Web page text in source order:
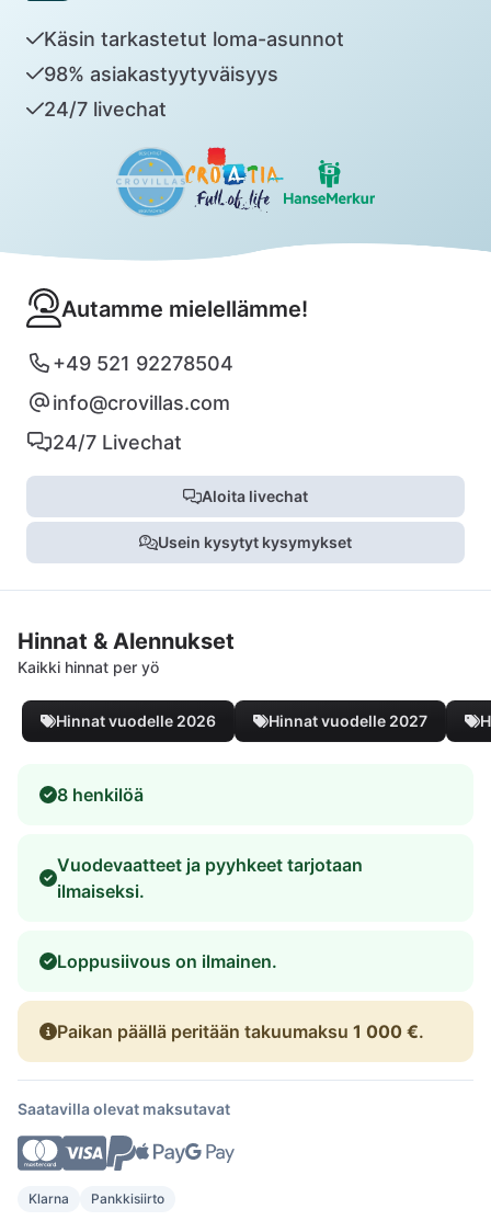
Käsin tarkastetut loma-asunnot
98% asiakastyytyväisyys
24/7 livechat
Autamme mielellämme!
+49 521 92278504
info@crovillas.com
24/7 Livechat
Aloita livechat
Usein kysytyt kysymykset
Hinnat & Alennukset
Kaikki hinnat per yö
Hinnat vuodelle 2026 Hinnat vuodelle 2027
8 henkilöä
Vuodevaatteet ja pyyhkeet tarjotaan
ilmaiseksi.
Loppusiivous on ilmainen.
Paikan päällä peritään takuumaksu 1 000 €.
Saatavilla olevat maksutavat
Klarna Pankkisiirto